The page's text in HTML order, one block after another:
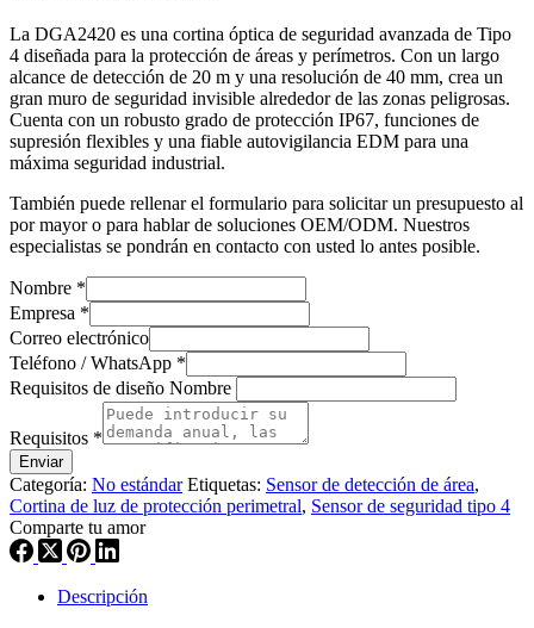
La DGA2420 es una cortina óptica de seguridad avanzada de Tipo
4 diseñada para la protección de áreas y perímetros. Con un largo
alcance de detección de 20 m y una resolución de 40 mm, crea un
gran muro de seguridad invisible alrededor de las zonas peligrosas.
Cuenta con un robusto grado de protección IP67, funciones de
supresión flexibles y una fiable autovigilancia EDM para una
máxima seguridad industrial.
También puede rellenar el formulario para solicitar un presupuesto al
por mayor o para hablar de soluciones OEM/ODM. Nuestros
especialistas se pondrán en contacto con usted lo antes posible.
Nombre *
Empresa *
Correo electrónico
Teléfono / WhatsApp *
Requisitos de diseño Nombre
Requisitos *
Enviar
Categoría: No estándar Etiquetas: Sensor de detección de área,
Cortina de luz de protección perimetral, Sensor de seguridad tipo 4
Comparte tu amor
Descripción